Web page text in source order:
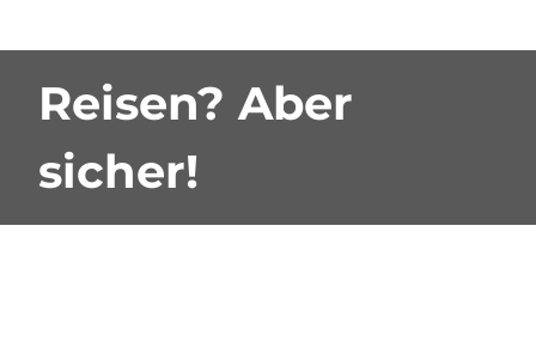
Reisen? Aber
sicher!